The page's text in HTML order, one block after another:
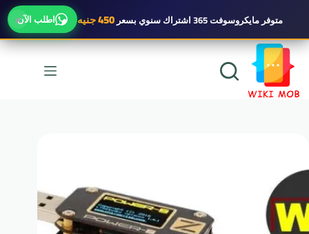
× متوفرمايكروسوفت 365 اشتراك سنوي بسعر450 جنيه اطلب الآن
التجاوز
المحتوى